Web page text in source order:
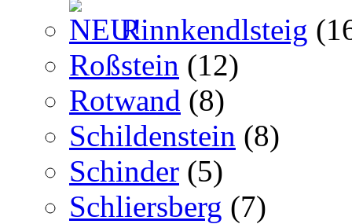
Rinnkendlsteig
Roßstein (12)
Rotwand (8)
Schildenstein (8)
Schinder (5)
Schliersberg (7)